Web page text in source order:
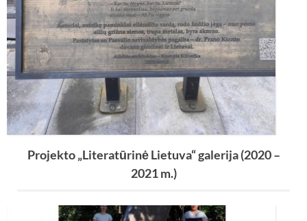
Projekto „Literatūrinė Lietuva“ galerija (2020 –
2021 m.)